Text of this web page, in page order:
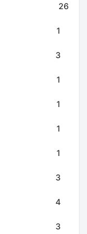
26
1
3
1
1
1
1
3
4
3